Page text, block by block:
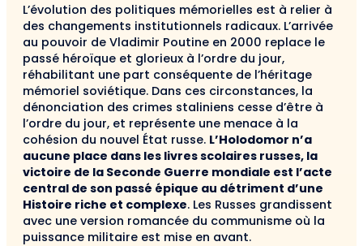
L’évolution des politiques mémorielles est à relier à
des changements institutionnels radicaux. L’arrivée
au pouvoir de Vladimir Poutine en 2000 replace le
passé héroïque et glorieux à l’ordre du jour,
réhabilitant une part conséquente de l’héritage
mémoriel soviétique. Dans ces circonstances, la
dénonciation des crimes staliniens cesse d’être à
l’ordre du jour, et représente une menace à la
cohésion du nouvel État russe. L’Holodomor n’a
aucune place dans les livres scolaires russes, la
victoire de la Seconde Guerre mondiale est l’acte
central de son passé épique au détriment d’une
Histoire riche et complexe. Les Russes grandissent
avec une version romancée du communisme où la
puissance militaire est mise en avant.